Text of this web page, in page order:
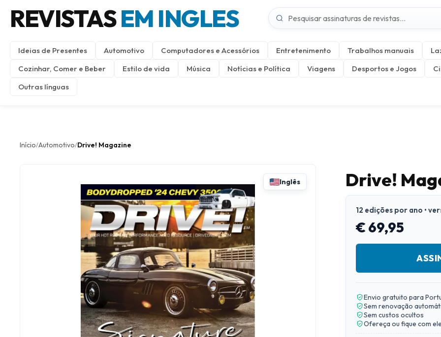
REVISTASEM INGLES
Ideias de Presentes Automotivo Computadores e Acessórios Entretenimento Trabalhos manuais
Cozinhar, Comer e Beber
Estilo de vida Música Notícias e Política Viagens Desportos e Jogos
Outras línguas
Início/Automotivo/Drive! Magazine
Inglês Drive!
12 edições por ano •
€ 69,95
Envio gratuito para
Sem renovação
Sem custos ocultos
Ofereça ou fique com